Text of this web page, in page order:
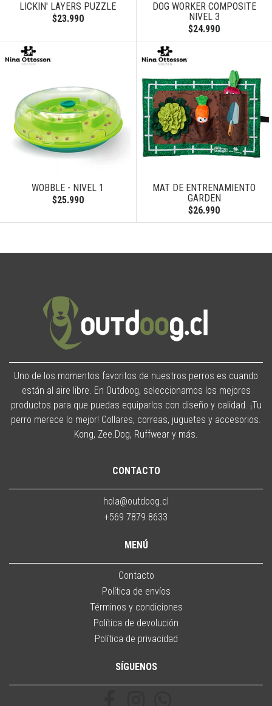
LICKIN' LAYERS PUZZLE
$23.990
DOG WORKER COMPOSITE
NIVEL 3
$24.990
WOBBLE - NIVEL 1
$25.990
MAT DE ENTRENAMIENTO
GARDEN
$26.990
Uno de los momentos favoritos de nuestros perros es cuando
están al aire libre. En Outdoog, seleccionamos los mejores
productos para que puedas equiparlos con diseño y calidad. ¡Tu
perro merece lo mejor! Collares, correas, juguetes y accesorios.
Kong, Zee.Dog, Ruffwear y más.
CONTACTO
hola@outdoog.cl
+569 7879 8633
MENÚ
Contacto
Política de envíos
Términos y condiciones
Política de devolución
Política de privacidad
SÍGUENOS